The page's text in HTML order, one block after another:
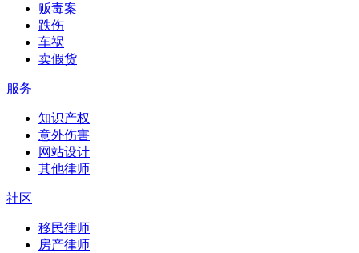
贩毒案
跌伤
车祸
卖假货
服务
知识产权
意外伤害
网站设计
其他律师
社区
移民律师
房产律师